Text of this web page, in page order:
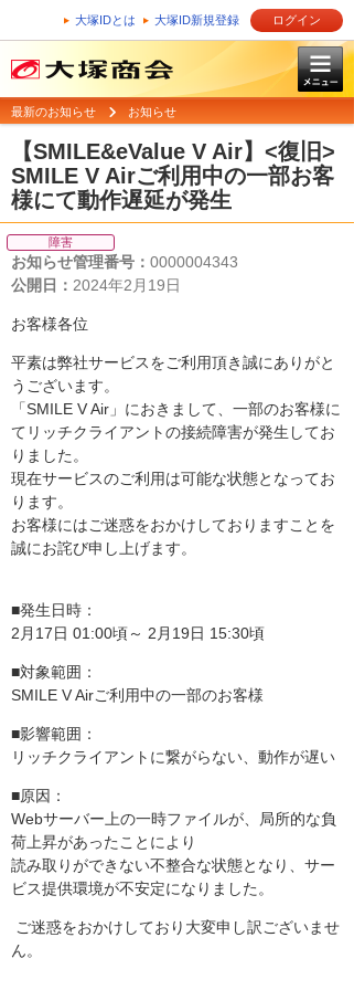
大塚IDとは 大塚ID新規登録 ログイン
最新のお知らせ お知らせ
【SMILE&eValue V Air】<復旧>
SMILE V Airご利用中の一部お客
様にて動作遅延が発生
障害
お知らせ管理番号： 0000004343
公開日： 2024年2月19日
お客様各位
平素は弊社サービスをご利用頂き誠にありがと
うございます。
「SMILE V Air」におきまして、一部のお客様に
てリッチクライアントの接続障害が発生してお
りました。
現在サービスのご利用は可能な状態となってお
ります。
お客様にはご迷惑をおかけしておりますことを
誠にお詫び申し上げます。
■発生日時：
2月17日 01:00頃～ 2月19日 15:30頃
■対象範囲：
SMILE V Airご利用中の一部のお客様
■影響範囲：
リッチクライアントに繋がらない、動作が遅い
■原因：
Webサーバー上の一時ファイルが、局所的な負
荷上昇があったことにより
読み取りができない不整合な状態となり、サー
ビス提供環境が不安定になりました。
ご迷惑をおかけしており大変申し訳ございませ
ん。